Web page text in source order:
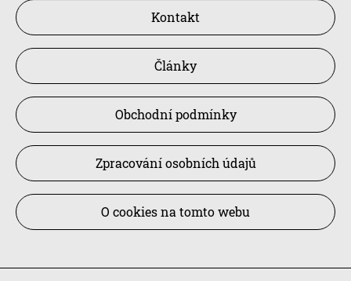
Kontakt
Články
Obchodní podmínky
Zpracování osobních údajů
O cookies na tomto webu